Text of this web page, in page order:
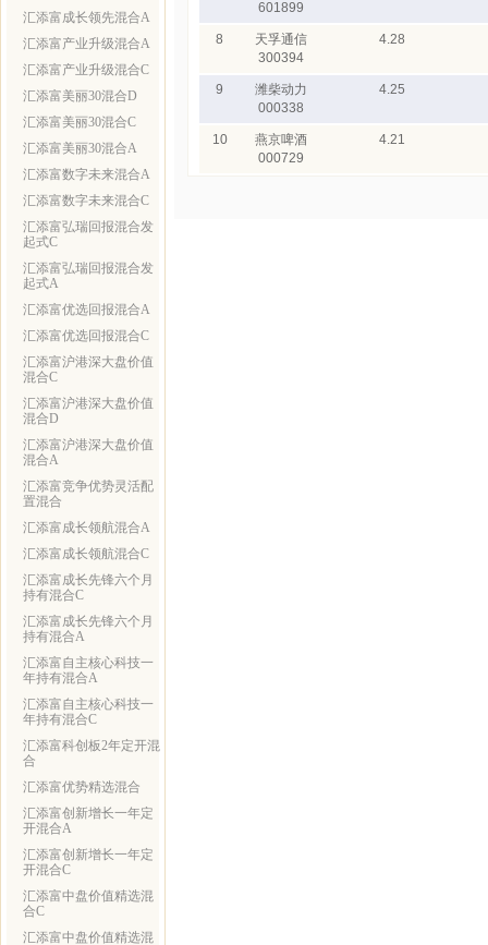
汇添富成长领先混合A
汇添富产业升级混合A
汇添富产业升级混合C
汇添富美丽30混合D
汇添富美丽30混合C
汇添富美丽30混合A
汇添富数字未来混合A
汇添富数字未来混合C
汇添富弘瑞回报混合发
起式C
汇添富弘瑞回报混合发
起式A
汇添富优选回报混合A
汇添富优选回报混合C
汇添富沪港深大盘价值
混合C
汇添富沪港深大盘价值
混合D
汇添富沪港深大盘价值
混合A
汇添富竞争优势灵活配
置混合
汇添富成长领航混合A
汇添富成长领航混合C
汇添富成长先锋六个月
持有混合C
汇添富成长先锋六个月
持有混合A
汇添富自主核心科技一
年持有混合A
汇添富自主核心科技一
年持有混合C
汇添富科创板2年定开混
合
汇添富优势精选混合
汇添富创新增长一年定
开混合A
汇添富创新增长一年定
开混合C
汇添富中盘价值精选混
合C
汇添富中盘价值精选混
601899
8
天孚通信
300394
4.28
9
潍柴动力
000338
4.25
10
燕京啤酒
000729
4.21